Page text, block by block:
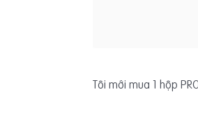
Tôi mới mua 1 hộp